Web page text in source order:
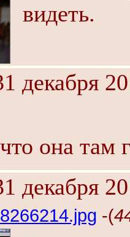
видеть.
декабря
она там
декабря
-(